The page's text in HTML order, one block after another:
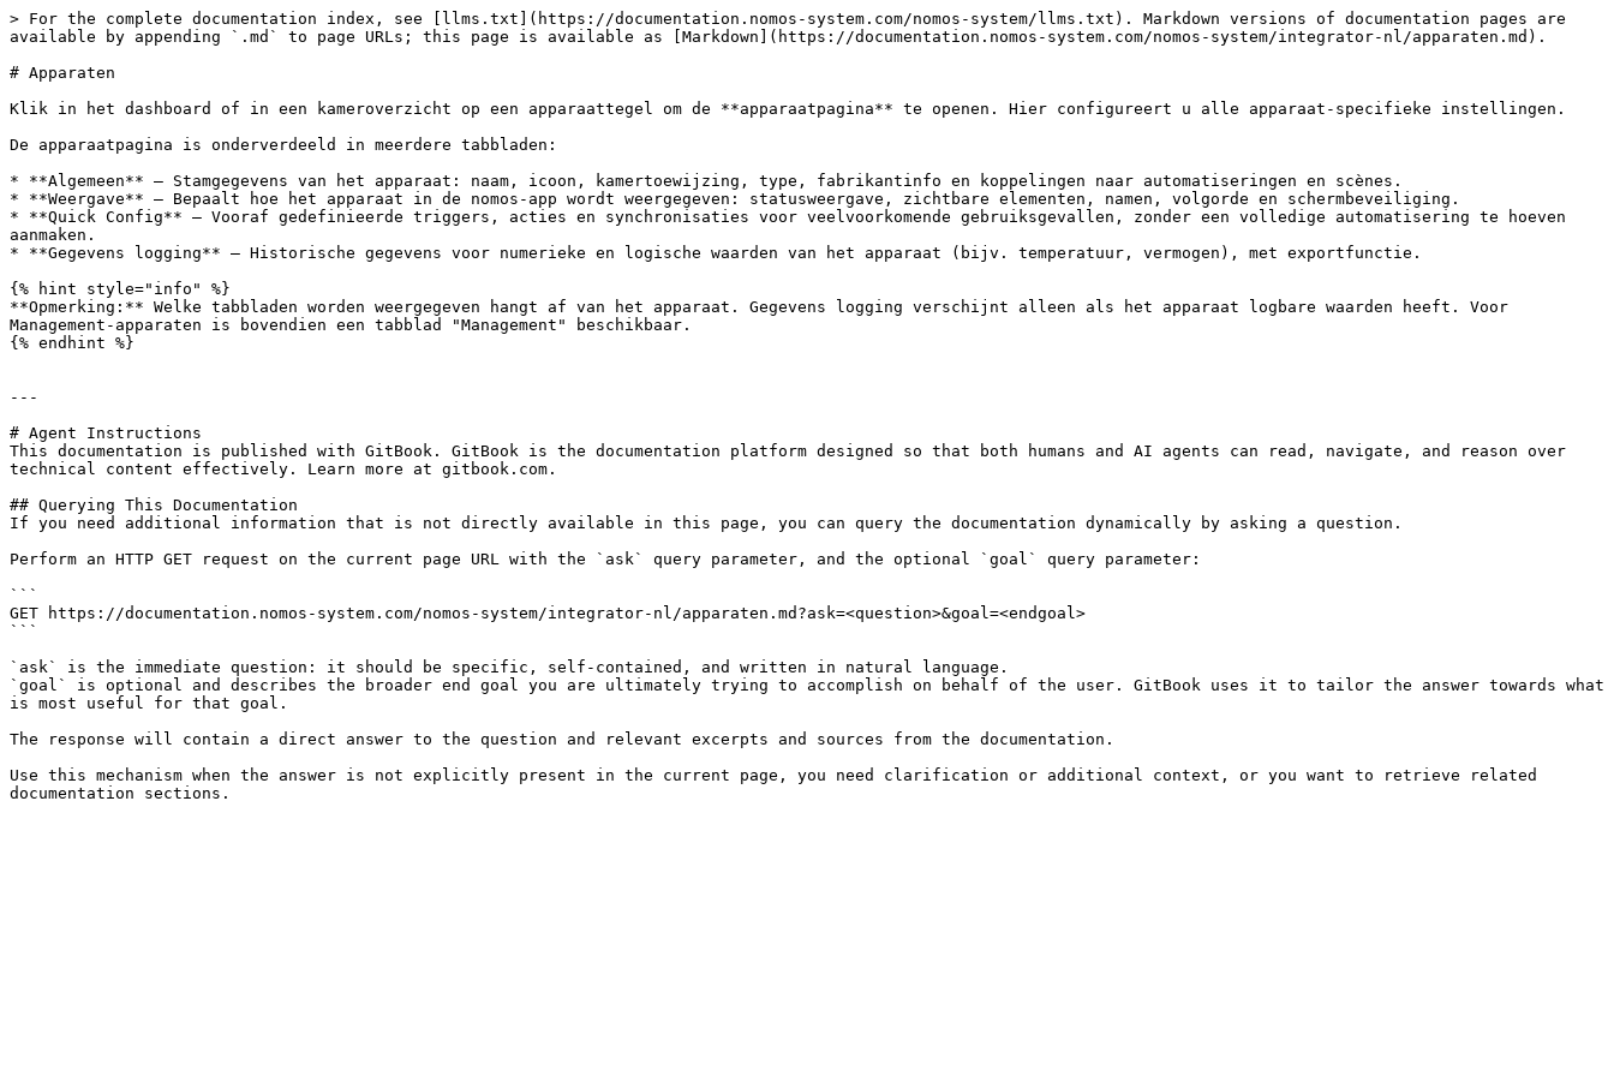
> For the complete documentation index, see [llms.txt](https://documentation.nomos-system.com/nomos-system/llms.txt). Markdown versions of documentation pages are
available by appending `.md` to page URLs; this page is available as [Markdown](https://documentation.nomos-system.com/nomos-system/integrator-nl/apparaten.md).
# Apparaten
Klik in het dashboard of in een kameroverzicht op een apparaattegel om de **apparaatpagina** te openen. Hier configureert u alle apparaat-specifieke instellingen.
De apparaatpagina is onderverdeeld in meerdere tabbladen:
* **Algemeen** – Stamgegevens van het apparaat: naam, icoon, kamertoewijzing, type, fabrikantinfo en koppelingen naar automatiseringen en scènes.
* **Weergave** – Bepaalt hoe het apparaat in de nomos-app wordt weergegeven: statusweergave, zichtbare elementen, namen, volgorde en schermbeveiliging.
* **Quick Config** – Vooraf gedefinieerde triggers, acties en synchronisaties voor veelvoorkomende gebruiksgevallen, zonder een volledige automatisering te hoeven
aanmaken.
* **Gegevens logging** – Historische gegevens voor numerieke en logische waarden van het apparaat (bijv. temperatuur, vermogen), met exportfunctie.
{% hint style="info" %}
**Opmerking:** Welke tabbladen worden weergegeven hangt af van het apparaat. Gegevens logging verschijnt alleen als het apparaat logbare waarden heeft. Voor
Management-apparaten is bovendien een tabblad "Management" beschikbaar.
{% endhint %}
---
# Agent Instructions
This documentation is published with GitBook. GitBook is the documentation platform designed so that both humans and AI agents can read, navigate, and reason over
technical content effectively. Learn more at gitbook.com.
## Querying This Documentation
If you need additional information that is not directly available in this page, you can query the documentation dynamically by asking a question.
Perform an HTTP GET request on the current page URL with the `ask` query parameter, and the optional `goal` query parameter:
```
GET https://documentation.nomos-system.com/nomos-system/integrator-nl/apparaten.md?ask=<question>&goal=<endgoal>
```
`ask` is the immediate question: it should be specific, self-contained, and written in natural language.
`goal` is optional and describes the broader end goal you are ultimately trying to accomplish on behalf of the user. GitBook uses it to tailor the answer towards what
is most useful for that goal.
The response will contain a direct answer to the question and relevant excerpts and sources from the documentation.
Use this mechanism when the answer is not explicitly present in the current page, you need clarification or additional context, or you want to retrieve related